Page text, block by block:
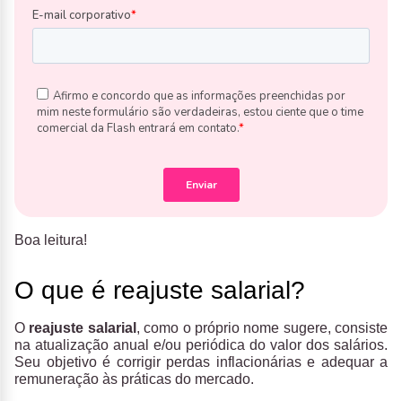
Boa leitura!
O que é reajuste salarial?
O reajuste salarial , como o próprio nome sugere, consiste
na atualização anual e/ou periódica do valor dos salários.
Seu objetivo é corrigir perdas inflacionárias e adequar a
remuneração às práticas do mercado.